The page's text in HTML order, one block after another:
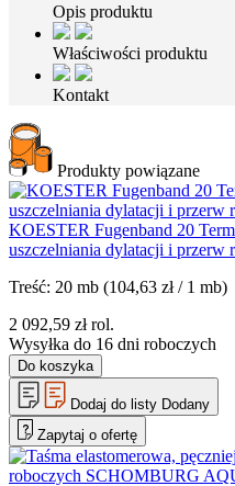
Opis produktu
Właściwości produktu
Kontakt
Produkty powiązane
KOESTER Fugenband 20
uszczelniania dylatacji i przerw
Treść: 20 mb (104,63 zł / 1 mb)
2 092,59 zł rol.
Wysyłka do 16 dni roboczych
Do koszyka
Dodaj do listy Dodany
Zapytaj o ofertę